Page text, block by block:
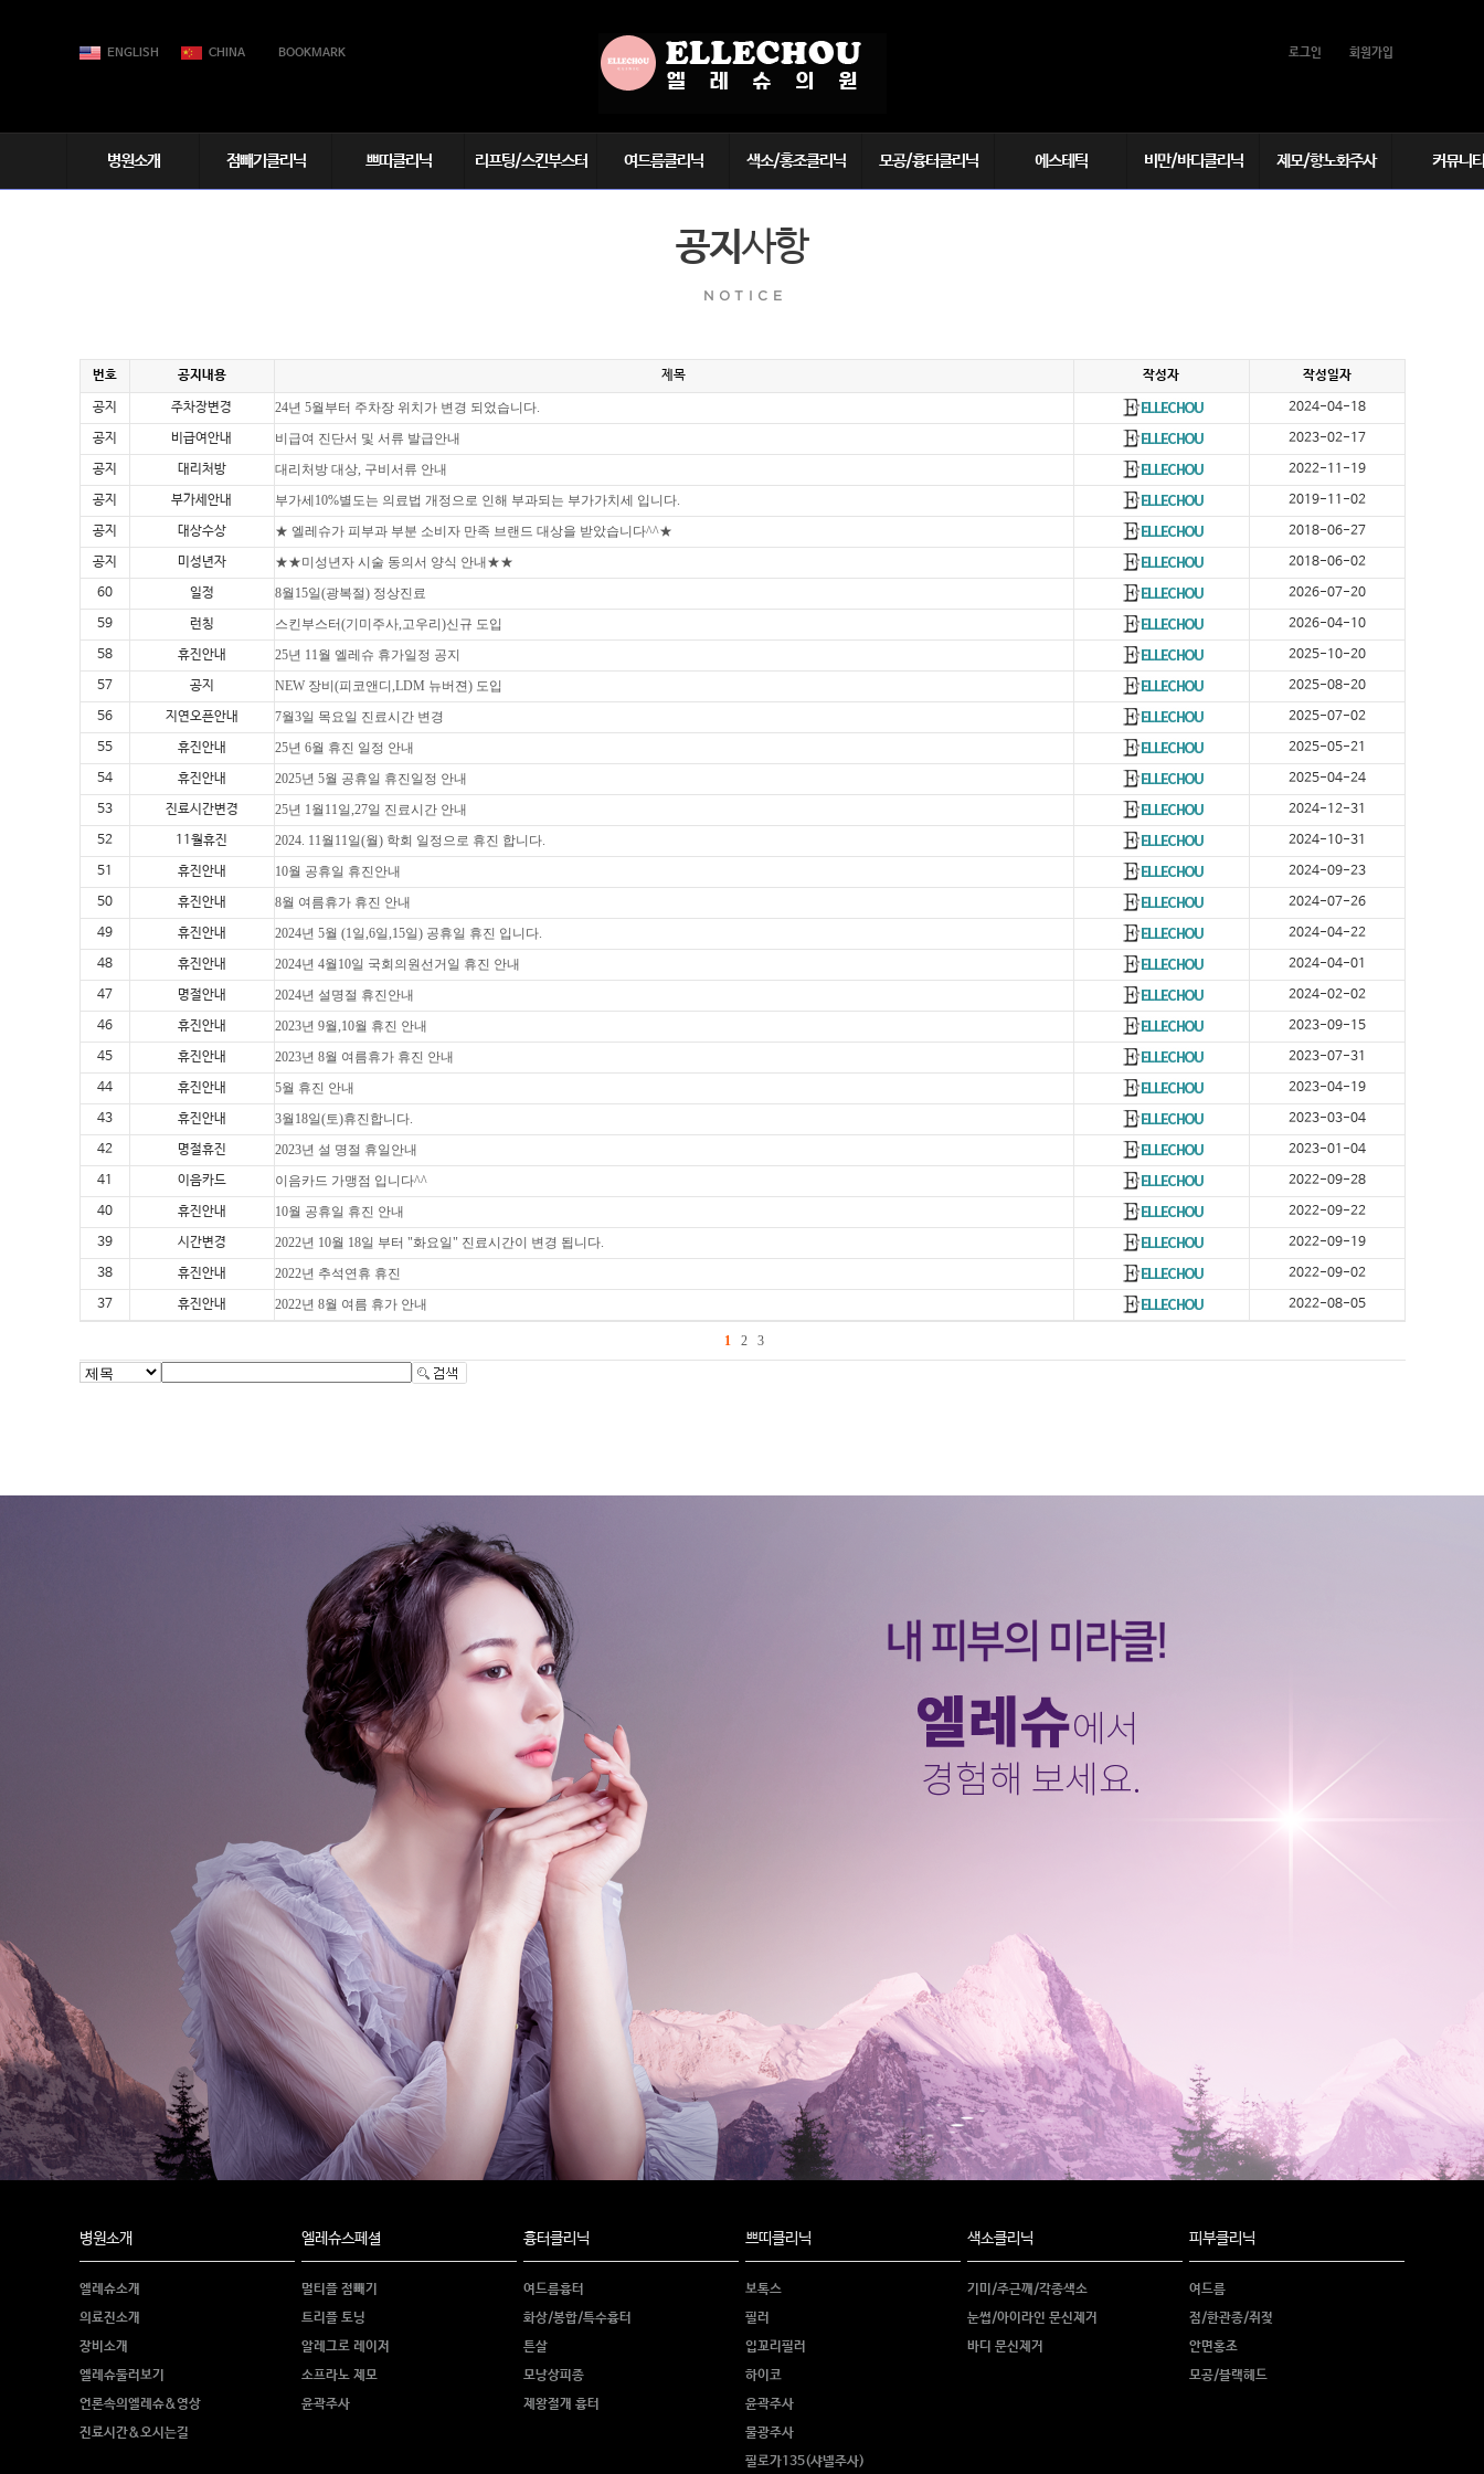
ENGLISH CHINA BOOKMARK 로그인 회원가입
병원소개 점빼기클리닉 쁘띠클리닉 리프팅/스킨부스터
엘라비에 리투오
여드름클리닉
알레그로 레이저
색소/홍조클리닉
난치성 색소
└ 모반/반점
└ 멜라닌세포증
반영구 문신제거
바디 문신제거
모공/흉터클리닉 에스테틱 비만/바디클리닉 제모/항노화주사
└ 비타민D주사
커뮤니티
공지사항
NOTICE
번호 공지내용 제목 작성자 작성일자
공지 주차장변경 24년 5월부터 주차장 위치가 변경 되었습니다.
2024-04-18
공지
비급여안내 비급여 진단서 및 서류 발급안내
2023-02-17
공지
대리처방 대리처방 대상, 구비서류 안내
2022-11-19
공지
부가세안내 부가세10%별도는 의료법 개정으로 인해 부과되는 부가가치세 입니다.
2019-11-02
공지
대상수상 ★ 엘레슈가 피부과 부분 소비자 만족 브랜드 대상을 받았습니다^^★
2018-06-27
공지
미성년자 ★★미성년자 시술 동의서 양식 안내★★
2018-06-02
60
일정 8월15일(광복절) 정상진료
2026-07-20
59
런칭 스킨부스터(기미주사,고우리)신규 도입
2026-04-10
58
휴진안내 25년 11월 엘레슈 휴가일정 공지
2025-10-20
57
공지 NEW 장비(피코앤디,LDM 뉴버젼) 도입
2025-08-20
56
지연오픈안내 7월3일 목요일 진료시간 변경
2025-07-02
55
휴진안내 25년 6월 휴진 일정 안내
2025-05-21
54
휴진안내 2025년 5월 공휴일 휴진일정 안내
2025-04-24
53
진료시간변경 25년 1월11일,27일 진료시간 안내
2024-12-31
52
11월휴진 2024. 11월11일(월) 학회 일정으로 휴진 합니다.
2024-10-31
51
휴진안내 10월 공휴일 휴진안내
2024-09-23
50
휴진안내 8월 여름휴가 휴진 안내
2024-07-26
49
휴진안내 2024년 5월 (1일,6일,15일) 공휴일 휴진 입니다.
2024-04-22
48
휴진안내 2024년 4월10일 국회의원선거일 휴진 안내
2024-04-01
47
명절안내 2024년 설명절 휴진안내
2024-02-02
46
휴진안내 2023년 9월,10월 휴진 안내
2023-09-15
45
휴진안내 2023년 8월 여름휴가 휴진 안내
2023-07-31
44
휴진안내 5월 휴진 안내
2023-04-19
43
휴진안내 3월18일(토)휴진합니다.
2023-03-04
42
명절휴진 2023년 설 명절 휴일안내
2023-01-04
41
이음카드 이음카드 가맹점 입니다^^
2022-09-28
40
휴진안내 10월 공휴일 휴진 안내
2022-09-22
39
시간변경 2022년 10월 18일 부터 "화요일" 진료시간이 변경 됩니다.
2022-09-19
38
휴진안내 2022년 추석연휴 휴진
2022-09-02
37
휴진안내 2022년 8월 여름 휴가 안내 2022-08-05
1 2 3
병원소개
엘레슈소개
의료진소개
장비소개
엘레슈둘러보기
언론속의엘레슈&영상
진료시간&오시는길
엘레슈스페셜
멀티플 점빼기
트리플 토닝
알레그로 레이저
소프라노 제모
윤곽주사
흉터클리닉
여드름흉터
화상/봉합/특수흉터
튼살
모낭상피종
제왕절개 흉터
쁘띠클리닉
보톡스
필러
입꼬리필러
하이코
윤곽주사
물광주사
필로가135(샤넬주사)
색소클리닉
기미/주근깨/각종색소
눈썹/아이라인 문신제거
바디 문신제거
피부클리닉
여드름
점/한관종/쥐젖
안면홍조
모공/블랙헤드